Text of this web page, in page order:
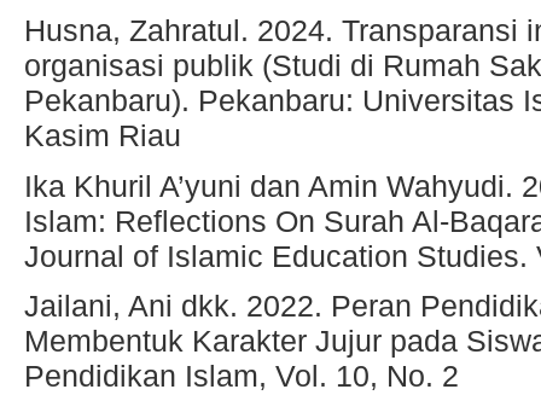
Husna, Zahratul. 2024. Transparansi
organisasi publik (Studi di Rumah
Pekanbaru). Pekanbaru: Universitas
Kasim Riau
Ika Khuril A’yuni dan Amin Wahyudi.
Islam: Reflections On Surah Al-
Journal of Islamic Education Studies.
Jailani, Ani dkk. 2022. Peran
Membentuk Karakter Jujur pada
Pendidikan Islam, Vol. 10, No. 2